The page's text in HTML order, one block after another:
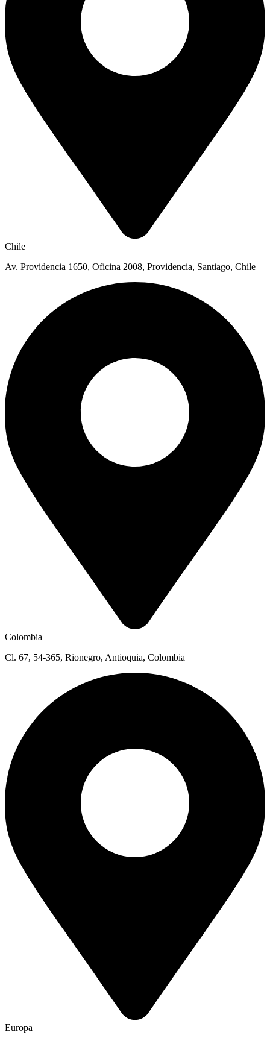
Chile
Av. Providencia 1650, Oficina 2008, Providencia, Santiago, Chile
Colombia
Cl. 67, 54-365, Rionegro, Antioquia, Colombia
Europa